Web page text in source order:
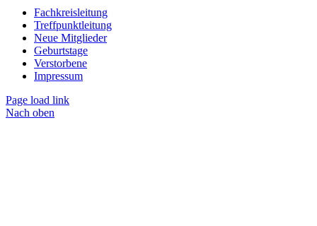
Fachkreisleitung
Treffpunktleitung
Neue Mitglieder
Geburtstage
Verstorbene
Impressum
Page load link
Nach oben